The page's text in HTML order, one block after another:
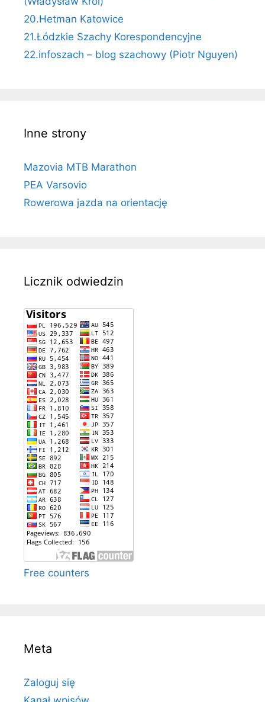
20.Hetman Katowice
21.Łódzkie Szachy Korespondencyjne
22.infoszach – blog szachowy (Piotr Nguyen)
Inne strony
Mazovia MTB Marathon
PEA Varsovio
Rowerowa jazda na orientację
Licznik odwiedzin
Free counters
Meta
Zaloguj się